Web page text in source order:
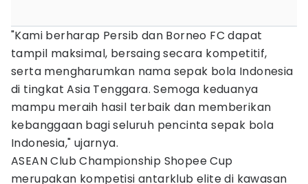
"Kami berharap Persib dan Borneo FC dapat
tampil maksimal, bersaing secara kompetitif,
serta mengharumkan nama sepak bola Indonesia
di tingkat Asia Tenggara. Semoga keduanya
mampu meraih hasil terbaik dan memberikan
kebanggaan bagi seluruh pencinta sepak bola
Indonesia," ujarnya.
ASEAN Club Championship Shopee Cup
merupakan kompetisi antarklub elite di kawasan